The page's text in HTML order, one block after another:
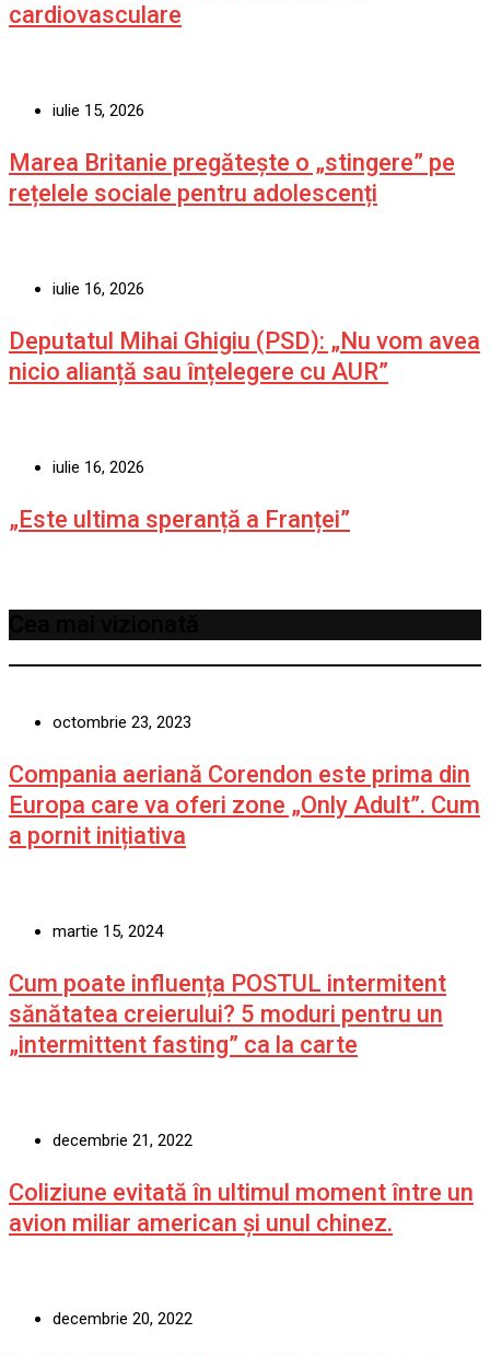
cardiovasculare
iulie 15, 2026
Marea Britanie pregătește o „stingere” pe
rețelele sociale pentru adolescenți
iulie 16, 2026
Deputatul Mihai Ghigiu (PSD): „Nu vom avea
nicio alianță sau înțelegere cu AUR”
iulie 16, 2026
„Este ultima speranță a Franței”
octombrie 23, 2023
Compania aeriană Corendon este prima din
Europa care va oferi zone „Only Adult”. Cum
a pornit inițiativa
martie 15, 2024
Cum poate influența POSTUL intermitent
sănătatea creierului? 5 moduri pentru un
„intermittent fasting” ca la carte
decembrie 21, 2022
Coliziune evitată în ultimul moment între un
avion miliar american şi unul chinez.
decembrie 20, 2022